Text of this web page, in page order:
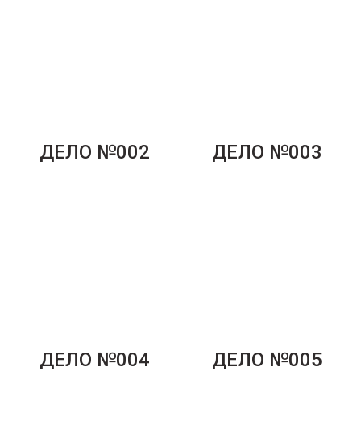
ДЕЛО №002 ДЕЛО №003
ДЕЛО №004 ДЕЛО №005